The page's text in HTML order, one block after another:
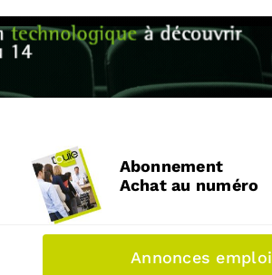
Abonnement
Achat au numéro
Annonces emploi